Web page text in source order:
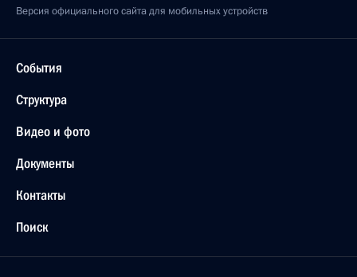
Версия официального сайта для мобильных устройств
События
Структура
Видео и фото
Документы
Контакты
Поиск